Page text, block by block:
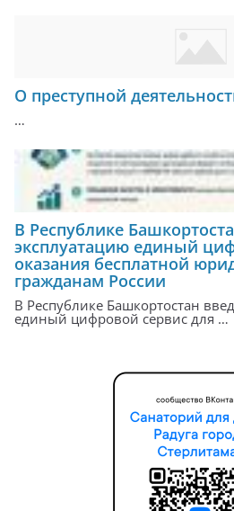
О преступной
…
В Республике
эксплуатацию единый
оказания бесплатной
гражданам России
В Республике Башкортостан
единый цифровой сервис для …